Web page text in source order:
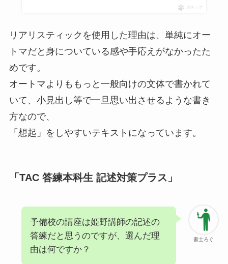
ポチップ
リアリスティックを使用した理由は、単純にオー
トマだと身についている感や手応えがなかったた
めです。
オートマよりももっと⼀般向けの⽂体で書かれて
いて、⼩⾒出し等で一旦思い出させるような書き
⽅なので、
「想起」をしやすいテキストになっています。
「TAC 答練本科⽣ 記述対策プラス」
書士ろぐ
予備校の講座は姫野講師の記述の
答練だと思うのですが、選んだ理
由は何ですか？